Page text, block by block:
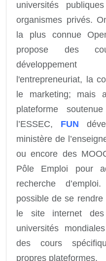
universités
organismes privés.
la plus connue
propose des
développement
l'entrepreneuriat, la
le marketing; mais
plateforme
l’ESSEC, FUN
ministère de
ou encore des
Pôle Emploi pour
recherche
possible de se
le site internet
universités
des cours
propres plateformes.